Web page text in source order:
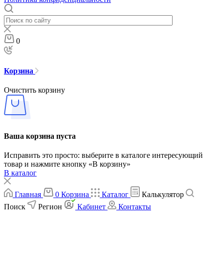
0
Корзина
Очистить корзину
Ваша корзина пуста
Исправить это просто: выберите в каталоге интересующий
товар и нажмите кнопку «В корзину»
В каталог
Главная 0 Корзина Каталог
Калькулятор
Поиск
Регион Кабинет Контакты